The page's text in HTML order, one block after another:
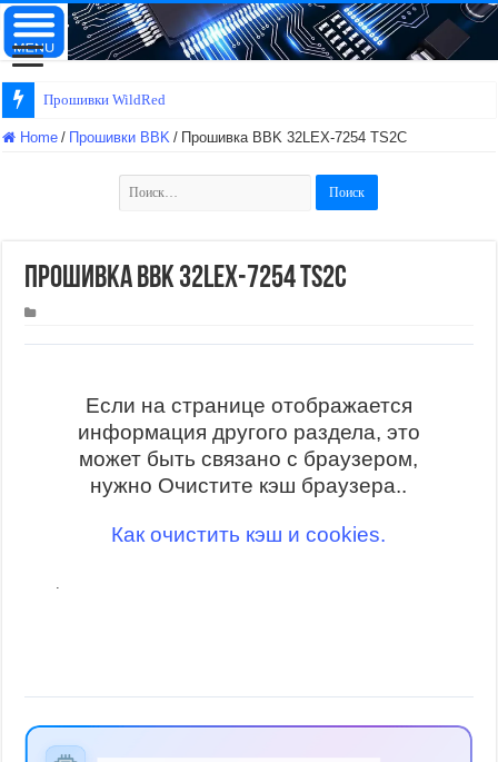
Прошивки HOLLE
Home / Прошивки BBK / Прошивка BBK 32LEX-7254 TS2C
Найти:
Прошивка BBK 32LEX-7254 TS2C
Если на странице отображается
информация другого раздела, это
может быть связано с браузером,
нужно Очистите кэш браузера..
Как очистить кэш и cookies.
.